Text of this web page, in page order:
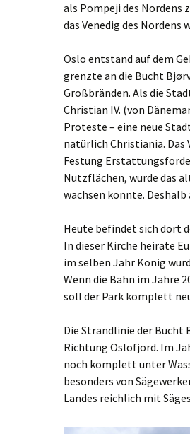
als Pompeji des Nordens
das Venedig des Nordens
Oslo entstand auf dem
grenzte an die Bucht
Großbränden. Als die
Christian IV. (von
Proteste – eine neue
natürlich Christiania. Das
Festung
Nutzflächen, wurde das
wachsen konnte.
Heute befindet sich dort
In dieser Kirche heirate
im selben Jahr König
Wenn die Bahn im Jahre
soll der Park komplett
Die Strandlinie der Bucht
Richtung Oslofjord. Im
noch komplett unter
besonders von
Landes reichlich mit